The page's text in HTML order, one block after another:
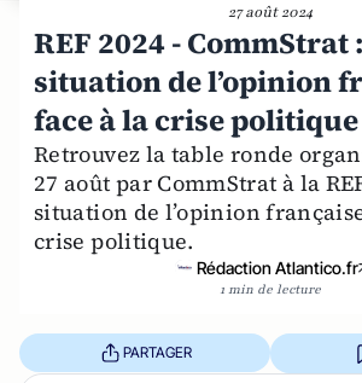
27 août 2024
REF 2024 - CommStrat
situation de l’opinion
face à la crise politique
Retrouvez la table ronde
27 août par CommStrat à la
situation de l’opinion
crise politique.
Rédaction Atlantico.fr
1 min de lecture
PARTAGER